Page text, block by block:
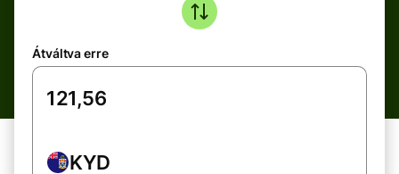
Átváltva erre
KYD